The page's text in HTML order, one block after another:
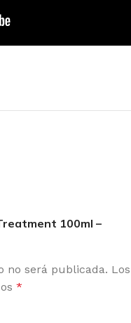
100ml –
no será publicada. Los
*